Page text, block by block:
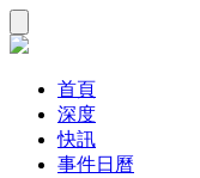
首頁
深度
快訊
事件日曆